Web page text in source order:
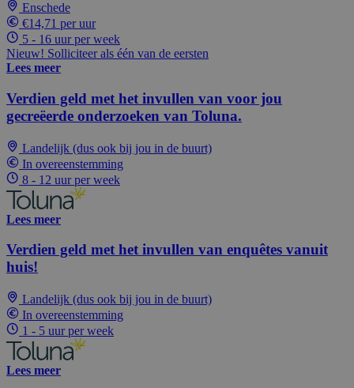
Enschede
€14,71 per uur
5 - 16 uur per week
Nieuw! Solliciteer als één van de eersten
Lees meer
Verdien geld met het invullen van voor jou
gecreëerde onderzoeken van Toluna.
Landelijk (dus ook bij jou in de buurt)
In overeenstemming
8 - 12 uur per week
Lees meer
Verdien geld met het invullen van enquêtes vanuit
huis!
Landelijk (dus ook bij jou in de buurt)
In overeenstemming
1 - 5 uur per week
Lees meer